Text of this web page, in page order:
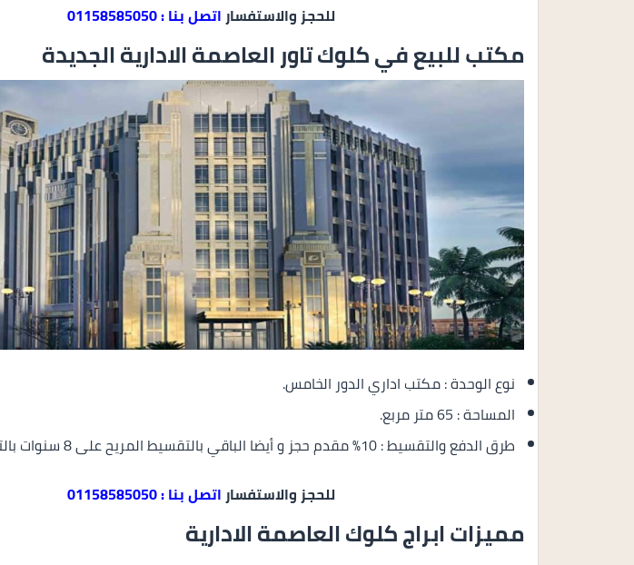
للحجز والاستفسار اتصل بنا : 01158585050
مكتب للبيع في كلوك تاور العاصمة الادارية الجديدة
نوع الوحدة : مكتب اداري الدور الخامس.
المساحة : 65 متر مربع.
طرق الدفع والتقسيط : 10% مقدم حجز و أيضا الباقي بالتقسيط المريح على 8 سنوات بالتساوي.
للحجز والاستفسار اتصل بنا : 01158585050
مميزات ابراج كلوك العاصمة الادارية